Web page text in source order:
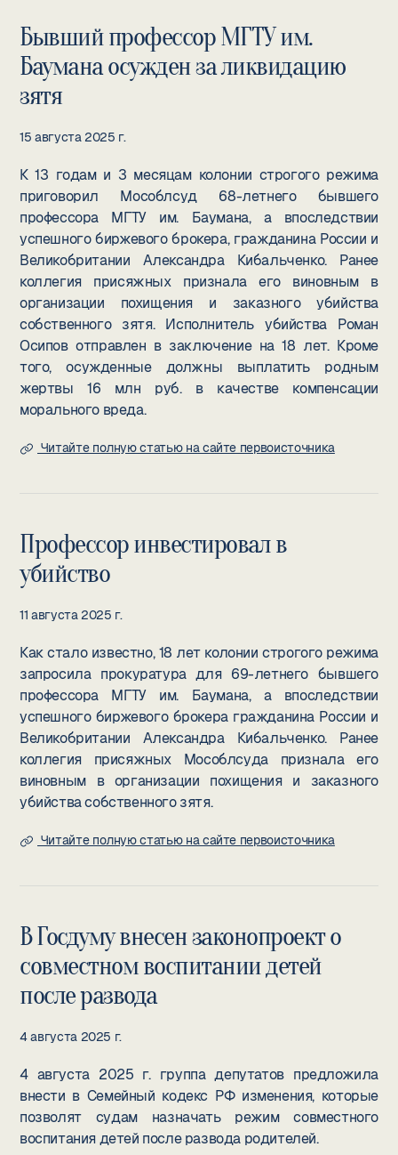
Бывший профессор МГТУ им.
Баумана осужден за ликвидацию
зятя
15 августа 2025 г.
К 13 годам и 3 месяцам колонии строгого режима
приговорил Мособлсуд 68-летнего бывшего
профессора МГТУ им. Баумана, а впоследствии
успешного биржевого брокера, гражданина России и
Великобритании Александра Кибальченко. Ранее
коллегия присяжных признала его виновным в
организации похищения и заказного убийства
собственного зятя. Исполнитель убийства Роман
Осипов отправлен в заключение на 18 лет. Кроме
того, осужденные должны выплатить родным
жертвы 16 млн руб. в качестве компенсации
морального вреда.
Читайте полную статью на сайте первоисточника
Профессор инвестировал в
убийство
11 августа 2025 г.
Как стало известно, 18 лет колонии строгого режима
запросила прокуратура для 69-летнего бывшего
профессора МГТУ им. Баумана, а впоследствии
успешного биржевого брокера гражданина России и
Великобритании Александра Кибальченко. Ранее
коллегия присяжных Мособлсуда признала его
виновным в организации похищения и заказного
убийства собственного зятя.
Читайте полную статью на сайте первоисточника
В Госдуму внесен законопроект о
совместном воспитании детей
после развода
4 августа 2025 г.
4 августа 2025 г. группа депутатов предложила
внести в Семейный кодекс РФ изменения, которые
позволят судам назначать режим совместного
воспитания детей после развода родителей.